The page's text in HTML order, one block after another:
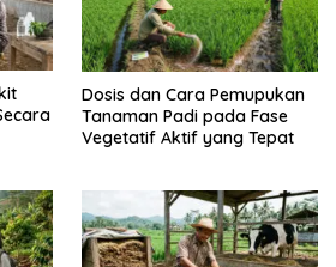
Dosis dan Cara Pemupukan
Tanaman Padi pada Fase
Vegetatif Aktif yang Tepat